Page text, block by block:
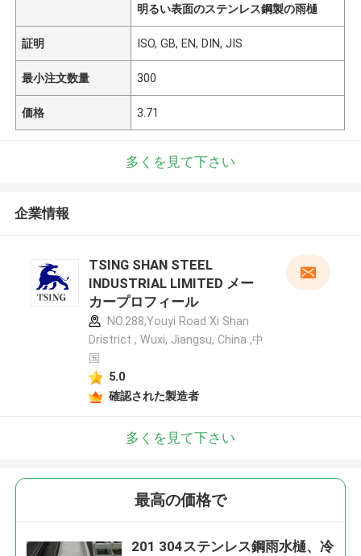
明るい表面のステンレス鋼製の雨樋
証明 ISO, GB, EN, DIN, JIS
最小注文数量 300
価格 3.71
多くを見て下さい
企業情報
TSING SHAN STEEL
INDUSTRIAL LIMITED メー
カープロフィール
NO.288,Youyi Road Xi Shan
Dristrict , Wuxi, Jiangsu, China ,中
国
5.0
確認された製造者
多くを見て下さい
最高の価格で
201 304ステンレス鋼雨水樋、冷